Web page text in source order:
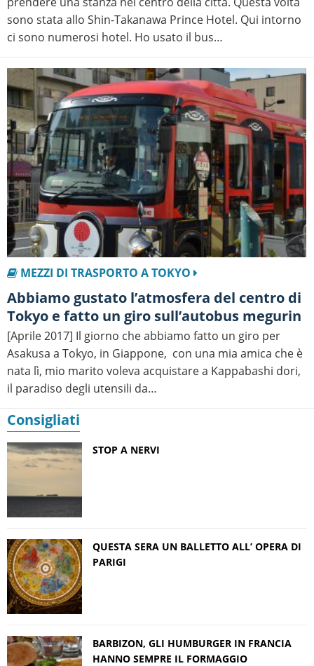
sono stata allo Shin-Takanawa Prince Hotel. Qui intorno
ci sono numerosi hotel. Ho usato il bus…
MEZZI DI TRASPORTO A TOKYO
Abbiamo gustato l’atmosfera del centro di
Tokyo e fatto un giro sull’autobus megurin
[Aprile 2017] Il giorno che abbiamo fatto un giro per
Asakusa a Tokyo, in Giappone, con una mia amica che è
nata lì, mio marito voleva acquistare a Kappabashi dori,
il paradiso degli utensili da…
Consigliati
STOP A NERVI
QUESTA SERA UN BALLETTO ALL’ OPERA DI
PARIGI
BARBIZON, GLI HUMBURGER IN FRANCIA
HANNO SEMPRE IL FORMAGGIO